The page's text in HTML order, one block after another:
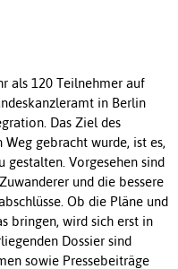
als 120 Teilnehmer auf
in Berlin
Das Ziel des
gebracht wurde, ist es,
Vorgesehen sind
und die bessere
Ob die Pläne und
bringen, wird sich erst in
Dossier sind
sowie Pressebeiträge